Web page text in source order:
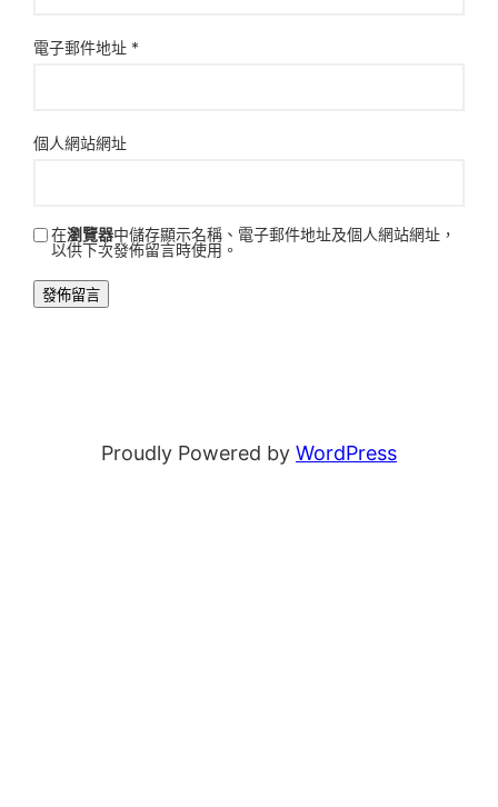
電子郵件地址 *
個人網站網址
在瀏覽器中儲存顯示名稱、電子郵件地址及個人網站網址，
以供下次發佈留言時使用。
Proudly Powered by WordPress